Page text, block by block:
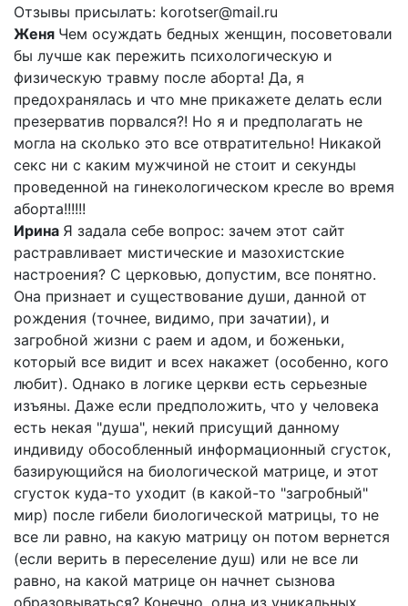
Отзывы присылать: korotser@mail.ru
Женя Чем осуждать бедных женщин, посоветовали
бы лучше как пережить психологическую и
физическую травму после аборта! Да, я
предохранялась и что мне прикажете делать если
презерватив порвался?! Но я и предполагать не
могла на сколько это все отвратительно! Никакой
секс ни с каким мужчиной не стоит и секунды
проведенной на гинекологическом кресле во время
аборта!!!!!!
Ирина Я задала себе вопрос: зачем этот сайт
растравливает мистические и мазохистские
настроения? С церковью, допустим, все понятно.
Она признает и существование души, данной от
рождения (точнее, видимо, при зачатии), и
загробной жизни с раем и адом, и боженьки,
который все видит и всех накажет (особенно, кого
любит). Однако в логике церкви есть серьезные
изъяны. Даже если предположить, что у человека
есть некая "душа", некий присущий данному
индивиду обособленный информационный сгусток,
базирующийся на биологической матрице, и этот
сгусток куда-то уходит (в какой-то "загробный"
мир) после гибели биологической матрицы, то не
все ли равно, на какую матрицу он потом вернется
(если верить в переселение душ) или не все ли
равно, на какой матрице он начнет сызнова
образовываться? Конечно, одна из уникальных